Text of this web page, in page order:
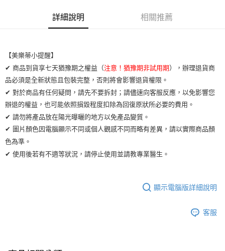
全家取貨付款
每筆NT$65，滿NT$2,000(含以上)免運費
7-11取貨付款
每筆NT$65，滿NT$2,000(含以上)免運費
宅配
每筆NT$100，滿NT$2,000(含以上)免運費
詳細說明 相關推薦
【美樂蒂小提醒】
✔ 商品到貨享七天猶豫期之權益（注意！猶豫期非試用期），辦理退貨商
品必須是全新狀態且包裝完整，否則將會影響退貨權限。
✔ 對於商品有任何疑問，請先不要拆封；請儘速向客服反應，以免影響您
辦退的權益，也可能依照損毀程度扣除為回復原狀所必要的費用。
✔ 請勿將產品放在陽光曝曬的地方以免產品變質。
✔ 圖片顏色因電腦顯示不同或個人觀感不同而略有差異，請以實際商品顏
色為準。
✔ 使用後若有不適等狀況，請停止使用並請教專業醫生。
顯示電腦版詳細說明
客服